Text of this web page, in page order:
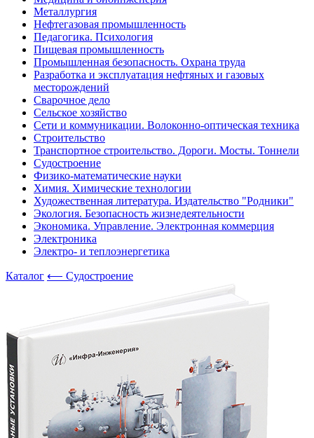
Металлургия
Нефтегазовая промышленность
Педагогика. Психология
Пищевая промышленность
Промышленная безопасность. Охрана труда
Разработка и эксплуатация нефтяных и газовых
месторождений
Сварочное дело
Сельское хозяйство
Сети и коммуникации. Волоконно-оптическая техника
Строительство
Транспортное строительство. Дороги. Мосты. Тоннели
Судостроение
Физико-математические науки
Химия. Химические технологии
Художественная литература. Издательство "Родники"
Экология. Безопасность жизнедеятельности
Экономика. Управление. Электронная коммерция
Электроника
Электро- и теплоэнергетика
Каталог ⟵ Судостроение